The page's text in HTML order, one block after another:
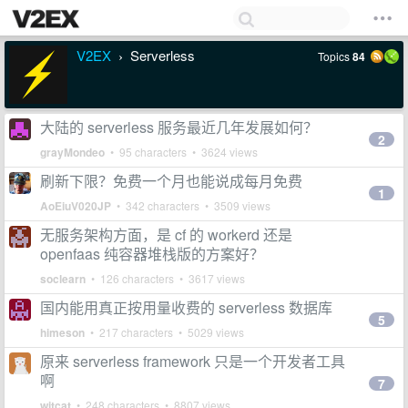
V2EX › Serverless Topics84
大陆的 serverless 服务最近几年发展如何？
grayMondeo • 95 characters • 3624 views
2
刷新下限？免费一个月也能说成每月免费
AoEiuV020JP • 342 characters • 3509 views
1
无服务架构方面，是 cf 的 workerd 还是
openfaas 纯容器堆栈版的方案好？
soclearn • 126 characters • 3617 views
国内能用真正按用量收费的 serverless 数据库
himeson • 217 characters • 5029 views
5
原来 serverless framework 只是一个开发者工具
啊
• 248 characters • 8807 views
7